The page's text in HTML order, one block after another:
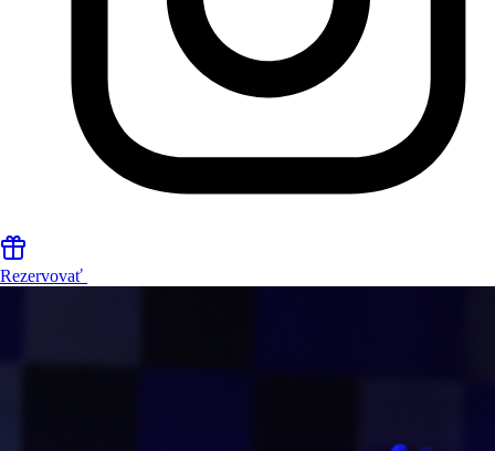
Rezervovať